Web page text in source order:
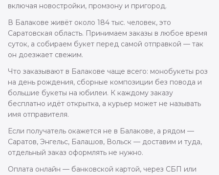
включая новостройки, промзону и пригород.
В Балакове живёт около 184 тыс. человек, это
Саратовская область. Принимаем заказы в любое время
суток, а собираем букет перед самой отправкой — так
он доезжает свежим.
Что заказывают в Балакове чаще всего: монобукеты роз
на день рождения, сборные композиции без повода и
большие букеты на юбилеи. К каждому заказу
бесплатно идёт открытка, а курьер может не называть
имя отправителя.
Если получатель окажется не в Балакове, а рядом —
Саратов, Энгельс, Балашов, Вольск — доставим и туда,
отдельный заказ оформлять не нужно.
Оплата онлайн — банковской картой, через СБП или